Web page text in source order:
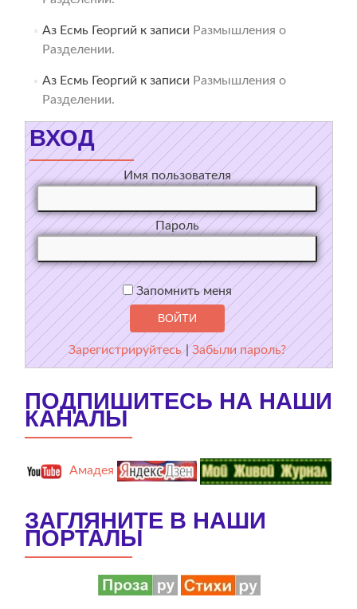
Аз Есмь Георгий к записи Размышления о
Разделении.
Аз Есмь Георгий к записи Размышления о
Разделении.
ВХОД
Имя пользователя
Пароль
Запомнить меня
Зарегистрируйтесь |Забыли пароль?
ПОДПИШИТЕСЬ НА НАШИ
КАНАЛЫ
Амадея
ЗАГЛЯНИТЕ В НАШИ
ПОРТАЛЫ